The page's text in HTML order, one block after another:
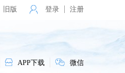
旧版 登录 注册
APP下载 微信